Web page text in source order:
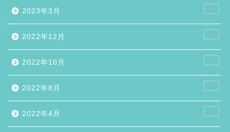
2023年3月 11
2022年12月 4
2022年10月 3
2022年8月 4
2022年4月 2